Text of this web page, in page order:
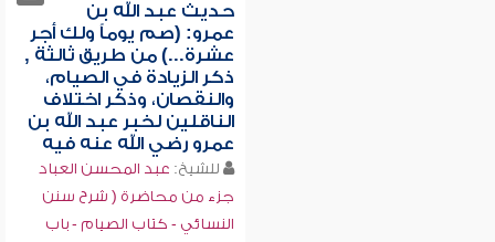
حديث عبد الله بن
عمرو: (صم يوماً ولك أجر
عشرة...) من طريق ثالثة ,
ذكر الزيادة في الصيام،
والنقصان، وذكر اختلاف
الناقلين لخبر عبد الله بن
عمرو رضي الله عنه فيه
للشيخ: عبد المحسن العباد
جزء من محاضرة ( شرح سنن
النسائي - كتاب الصيام - باب